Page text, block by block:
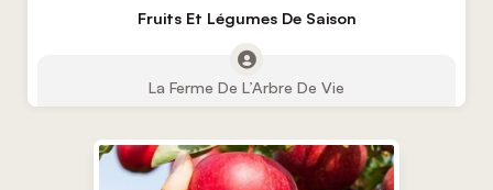
Fruits Et Légumes De Saison
La Ferme De L’Arbre De Vie